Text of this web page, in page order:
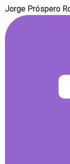
Jorge Próspero